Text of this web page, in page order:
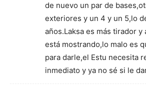
de nuevo un par de
exteriores y un 4 y un 5,lo
años.Laksa es más tirador
está mostrando,lo malo es
para darle,el Estu necesita
inmediato y ya no sé si le